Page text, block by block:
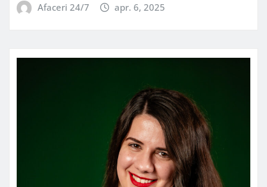
Afaceri 24/7 apr. 6, 2025